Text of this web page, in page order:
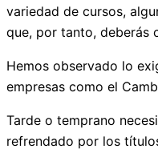
variedad de cursos,
que, por tanto, deberás
Hemos observado lo
empresas como el
Tarde o temprano
refrendado por los